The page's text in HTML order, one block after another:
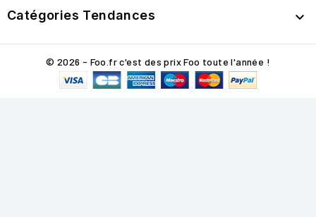
Catégories Tendances 
© 2026 - Foo.fr c'est des prix Foo toute l'année !